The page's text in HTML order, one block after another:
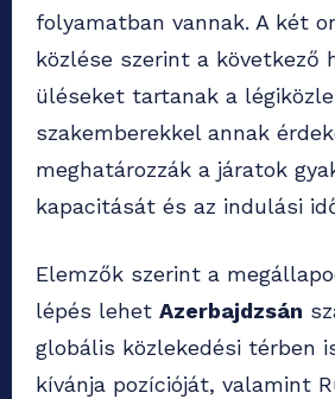
folyamatban vannak. A két
közlése szerint a következő
üléseket tartanak a
szakemberekkel annak
meghatározzák a járatok
kapacitását és az indulási
Elemzők szerint a
lépés lehet Azerbajdzsán
globális közlekedési térben
kívánja pozícióját, valamint